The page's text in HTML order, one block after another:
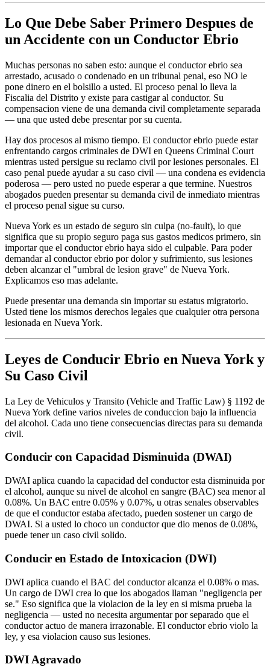
Lo Que Debe Saber Primero Despues de
un Accidente con un Conductor Ebrio
Muchas personas no saben esto: aunque el conductor ebrio sea
arrestado, acusado o condenado en un tribunal penal, eso NO le
pone dinero en el bolsillo a usted. El proceso penal lo lleva la
Fiscalia del Distrito y existe para castigar al conductor. Su
compensacion viene de una demanda civil completamente separada
— una que usted debe presentar por su cuenta.
Hay dos procesos al mismo tiempo. El conductor ebrio puede estar
enfrentando cargos criminales de DWI en Queens Criminal Court
mientras usted persigue su reclamo civil por lesiones personales. El
caso penal puede ayudar a su caso civil — una condena es evidencia
poderosa — pero usted no puede esperar a que termine. Nuestros
abogados pueden presentar su demanda civil de inmediato mientras
el proceso penal sigue su curso.
Nueva York es un estado de seguro sin culpa (no-fault), lo que
significa que su propio seguro paga sus gastos medicos primero, sin
importar que el conductor ebrio haya sido el culpable. Para poder
demandar al conductor ebrio por dolor y sufrimiento, sus lesiones
deben alcanzar el "umbral de lesion grave" de Nueva York.
Explicamos eso mas adelante.
Puede presentar una demanda sin importar su estatus migratorio.
Usted tiene los mismos derechos legales que cualquier otra persona
lesionada en Nueva York.
Leyes de Conducir Ebrio en Nueva York y
Su Caso Civil
La Ley de Vehiculos y Transito (Vehicle and Traffic Law) § 1192 de
Nueva York define varios niveles de conduccion bajo la influencia
del alcohol. Cada uno tiene consecuencias directas para su demanda
civil.
Conducir con Capacidad Disminuida (DWAI)
DWAI aplica cuando la capacidad del conductor esta disminuida por
el alcohol, aunque su nivel de alcohol en sangre (BAC) sea menor al
0.08%. Un BAC entre 0.05% y 0.07%, u otras senales observables
de que el conductor estaba afectado, pueden sostener un cargo de
DWAI. Si a usted lo choco un conductor que dio menos de 0.08%,
puede tener un caso civil solido.
Conducir en Estado de Intoxicacion (DWI)
DWI aplica cuando el BAC del conductor alcanza el 0.08% o mas.
Un cargo de DWI crea lo que los abogados llaman "negligencia per
se." Eso significa que la violacion de la ley en si misma prueba la
negligencia — usted no necesita argumentar por separado que el
conductor actuo de manera irrazonable. El conductor ebrio violo la
ley, y esa violacion causo sus lesiones.
DWI Agravado